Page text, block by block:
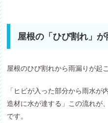
屋根の「ひび割れ」
屋根のひび割れから雨漏りが起
「ヒビが入った部分から雨水
造材に水が達する」この流れが
です。